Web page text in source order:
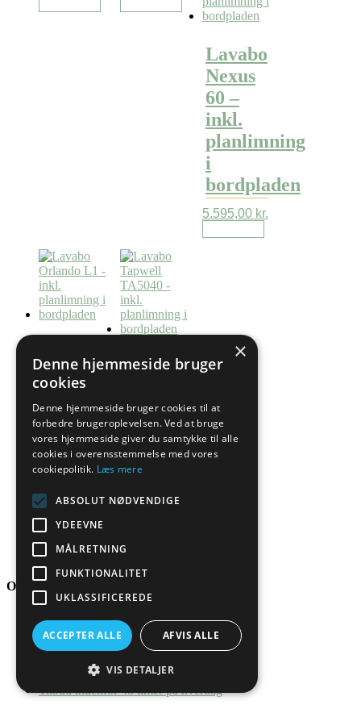
Lavabo
Nexus
60 –
inkl.
planlimning
i
bordpladen
5.595,00 kr.
Orlando
inkl.
planlimning
i
4.595,00
Læs mere
Lavabo
TA5040
– inkl.
planlimning
i
bordpladen
Læs mere
Om onlinebordplader.dk
Kontakt og åbningstider
Ofte stillede spørgsmål
Hvem er onlinebordplader
Erfarne bordpladeeksperter
Dansk bordpladeproducent
Tilbud indenfor 48 timer på hverdag
×
Denne hjemmeside bruger
cookies
Denne hjemmeside bruger cookies til at
forbedre brugeroplevelsen. Ved at bruge
vores hjemmeside giver du samtykke til alle
cookies i overensstemmelse med vores
cookiepolitik. Læs mere
ABSOLUT NØDVENDIGE
YDEEVNE
MÅLRETNING
FUNKTIONALITET
UKLASSIFICEREDE
ACCEPTER ALLE AFVIS ALLE
VIS DETALJER